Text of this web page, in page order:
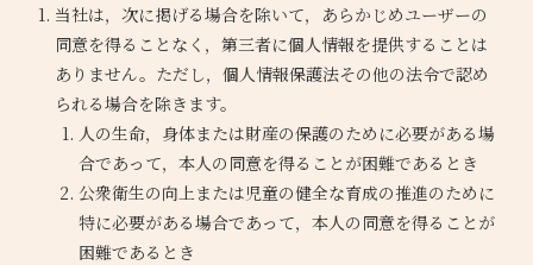
当社は，次に掲げる場合を除いて，あらかじめユーザーの
同意を得ることなく，第三者に個人情報を提供することは
ありません。ただし，個人情報保護法その他の法令で認め
られる場合を除きます。
人の生命，身体または財産の保護のために必要がある場
合であって，本人の同意を得ることが困難であるとき
公衆衛生の向上または児童の健全な育成の推進のために
特に必要がある場合であって，本人の同意を得ることが
困難であるとき